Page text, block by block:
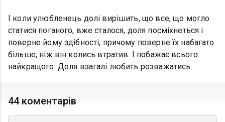
І коли улюбленець долі вирішить, що все, що могло
статися поганого, вже сталося, доля посміхнеться і
поверне йому здібності, причому поверне їх набагато
більше, ніж він колись втратив. І побажає всього
найкращого. Доля взагалі любить розважатись.
44 коментарів